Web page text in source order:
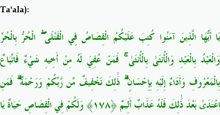
Ta'ala):
يَا أَيُّهَا الَّذِينَ آمَنُوا كُتِبَ عَلَيْكُمُ الْقِصَاصُ فِي الْقَتْلَى ۖ الْحُرُّ بِالْحُرِّ
وَالْعَبْدُ بِالْعَبْدِ وَالْأُنثَىٰ بِالْأُنثَىٰ ۚ فَمَنْ عُفِيَ لَهُ مِنْ أَخِيهِ شَيْءٌ فَاتِّبَاعٌ
بِالْمَعْرُوفِ وَأَدَاءٌ إِلَيْهِ بِإِحْسَانٍ ۗ ذَٰلِكَ تَخْفِيفٌ مِّن رَّبِّكُمْ وَرَحْمَةٌ ۗ فَمَنِ
اعْتَدَىٰ بَعْدَ ذَٰلِكَ فَلَهُ عَذَابٌ أَلِيمٌ ﴿١٧٨﴾
وَلَكُمْ فِي الْقِصَاصِ حَيَاةٌ يَا